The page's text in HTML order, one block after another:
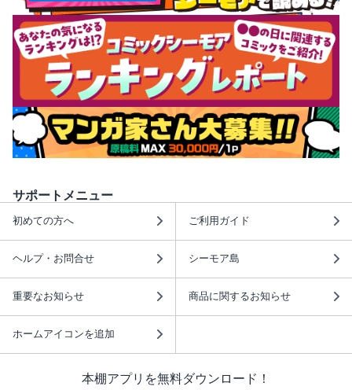
サポートメニュー
初めての方へ ご利用ガイド
ヘルプ・お問合せ シーモア島
重要なお知らせ 商品に関するお知らせ
ホームアイコンを追加
本棚アプリを無料ダウンロード！